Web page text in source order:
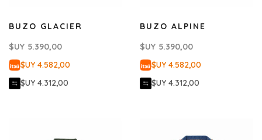
BUZO GLACIER
$UY 5.390,00
$UY 4.582,00
$UY 4.312,00
BUZO ALPINE
$UY 5.390,00
$UY 4.582,00
$UY 4.312,00